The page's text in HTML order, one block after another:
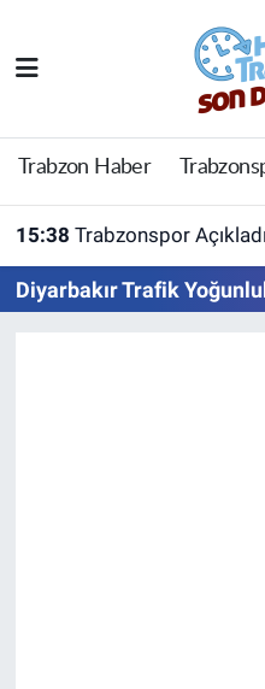
Trabzon Haber
15:38 Trabzonspor
Diyarbakır Trafik
Trabzon Haber
Trabzonspor
Karadeniz
Trabzon Nöbetçi
Trabzon Hava Durumu
Trabzon Trafik